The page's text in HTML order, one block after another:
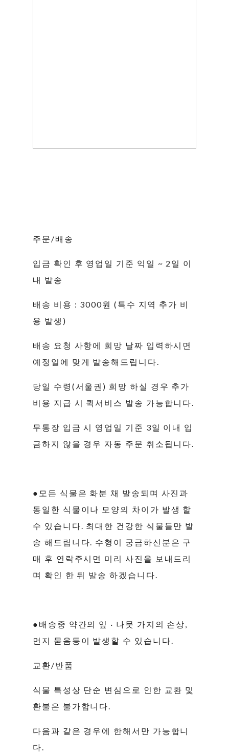
주문/배송
입금 확인 후 영업일 기준 익일 ~ 2일 이
내 발송
배송 비용 : 3000원 (특수 지역 추가 비
용 발생)
배송 요청 사항에 희망 날짜 입력하시면
예정일에 맞게 발송해드립니다.
당일 수령(서울권) 희망 하실 경우 추가
비용 지급 시 퀵서비스 발송 가능합니다.
무통장 입금 시 영업일 기준 3일 이내 입
금하지 않을 경우 자동 주문 취소됩니다.
●모든 식물은 화분 채 발송되며 사진과
동일한 식물이나 모양의 차이가 발생 할
수 있습니다. 최대한 건강한 식물들만 발
송 해드립니다. 수형이 궁금하신분은 구
매 후 연락주시면 미리 사진을 보내드리
며 확인 한 뒤 발송 하겠습니다.
●배송중 약간의 잎 · 나뭇 가지의 손상,
먼지 묻음등이 발생할 수 있습니다.
교환/반품
식물 특성상 단순 변심으로 인한 교환 및
환불은 불가합니다.
다음과 같은 경우에 한해서만 가능합니
다.